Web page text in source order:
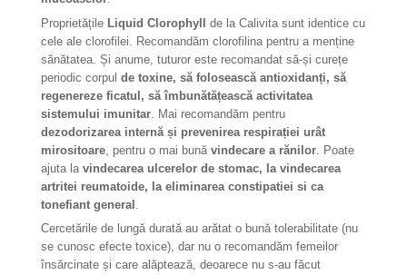
Proprietățile Liquid Clorophyll de la Calivita sunt identice cu
cele ale clorofilei. Recomandăm clorofilina pentru a menține
sănătatea. Și anume, tuturor este recomandat să-și curețe
periodic corpul de toxine, să folosească antioxidanți, să
regenereze ficatul, să îmbunătățească activitatea
sistemului imunitar . Mai recomandăm pentru
dezodorizarea internă și prevenirea respirației urât
mirositoare , pentru o mai bună vindecare a rănilor . Poate
ajuta la vindecarea ulcerelor de stomac, la vindecarea
artritei reumatoide, la eliminarea constipatiei si ca
tonefiant general
Cercetările de lungă durată au arătat o bună tolerabilitate (nu
se cunosc efecte toxice), dar nu o recomandăm femeilor
însărcinate și care alăptează, deoarece nu s-au făcut